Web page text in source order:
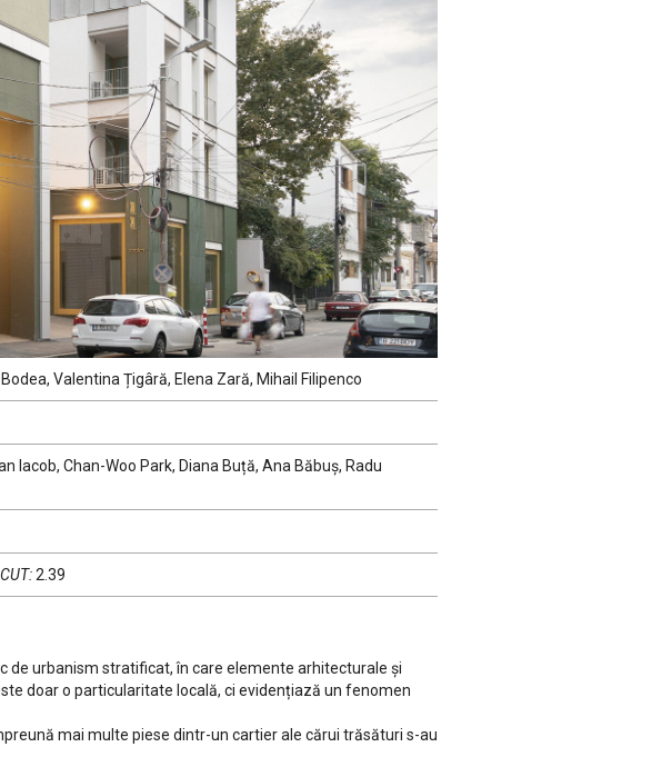
Valentina Țigâră, Elena Zară, Mihail Filipenco
Iacob, Chan-Woo Park, Diana Buță, Ana Băbuș, Radu
CUT:2.39
urbanism stratificat, în care elemente arhitecturale și
doar o particularitate locală, ci evidențiază un fenomen
mai multe piese dintr-un cartier ale cărui trăsături s-au